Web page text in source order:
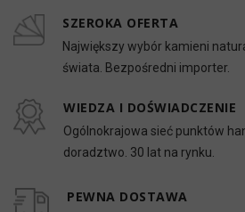
SZEROKA OFERTA
Największy wybór kamieni
świata. Bezpośredni importer.
WIEDZA I DOŚWIADCZENIE
Ogólnokrajowa sieć punktów
doradztwo. 30 lat na rynku.
PEWNA DOSTAWA